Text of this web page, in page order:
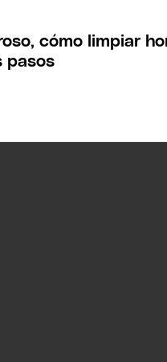
cómo limpiar
pasos